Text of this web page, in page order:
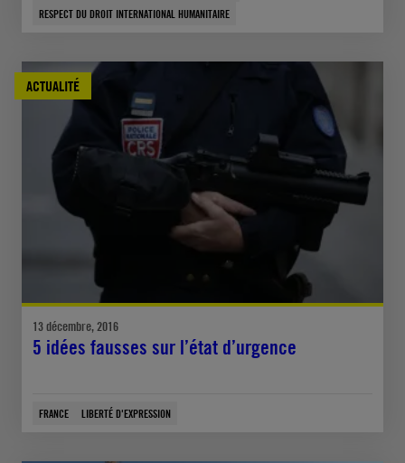
RESPECT DU DROIT INTERNATIONAL HUMANITAIRE
ACTUALITÉ
13 décembre, 2016
5 idées fausses sur l’état d’urgence
FRANCE LIBERTÉ D'EXPRESSION